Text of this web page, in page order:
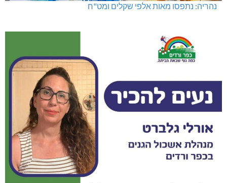
נהריה: נתפסו מאות אלפי שקלים ומט"ח